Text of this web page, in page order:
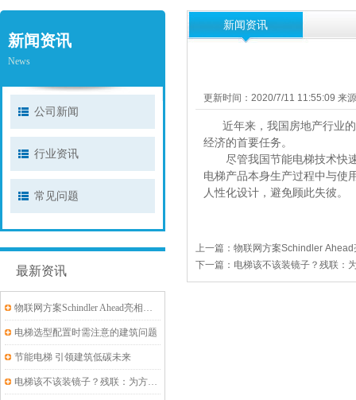
新闻资讯
News
公司新闻
行业资讯
常见问题
最新资讯
物联网方案Schindler Ahead亮相华为全联接大会：智慧城市，云领未来
电梯选型配置时需注意的建筑问题
节能电梯 引领建筑低碳未来
电梯该不该装镜子？残联：为方便轮椅进出,要装
新闻资讯
更新时间：2020/7/11 11:55:09 来
近年来，我国房地产行业的
经济的首要任务。
尽管我国节能电梯技术快速
电梯产品本身生产过程中与使
人性化设计，避免顾此失彼。
上一篇： 物联网方案Schindler
下一篇： 电梯该不该装镜子？残联：